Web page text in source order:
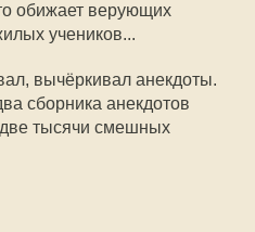
обижает верующих
учеников...
вычёркивал анекдоты.
сборника анекдотов
тысячи смешных